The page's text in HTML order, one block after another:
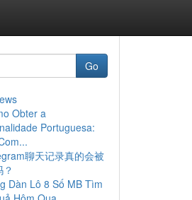
Go
Obter a
Portuguesa:
聊天记录真的会被
Dàn Lô 8 Số MB Tìm